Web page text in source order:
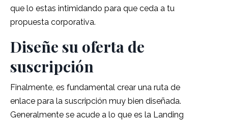
que lo estas intimidando para que ceda a tu
propuesta corporativa.
Diseñe su oferta de
suscripción
Finalmente, es fundamental crear una ruta de
enlace para la suscripción muy bien diseñada.
Generalmente se acude a lo que es la Landing